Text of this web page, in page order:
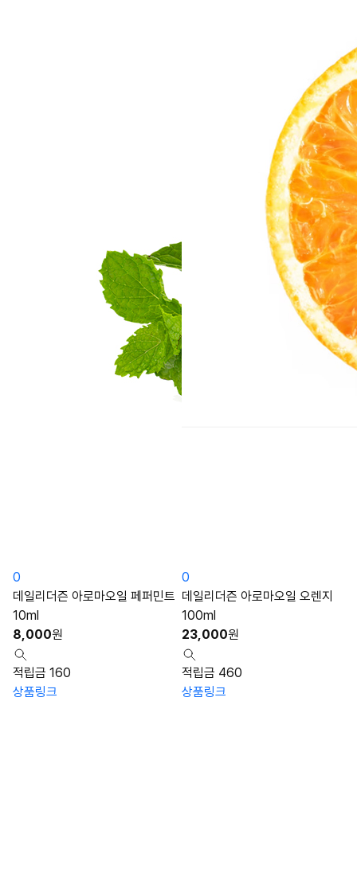
0
데일리더즌 아로마오일 페퍼민트
10ml
8,000원
적립금 160
상품링크
0
데일리더즌 아로마오일 오렌지
100ml
23,000원
적립금 460
상품링크